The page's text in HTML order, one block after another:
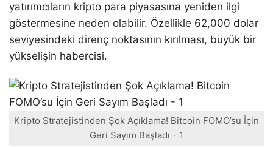
yatırımcıların kripto para piyasasına yeniden ilgi
göstermesine neden olabilir. Özellikle 62,000 dolar
seviyesindeki direnç noktasının kırılması, büyük bir
yükselişin habercisi.
Kripto Stratejistinden Şok Açıklama! Bitcoin FOMO’su İçin
Geri Sayım Başladı - 1